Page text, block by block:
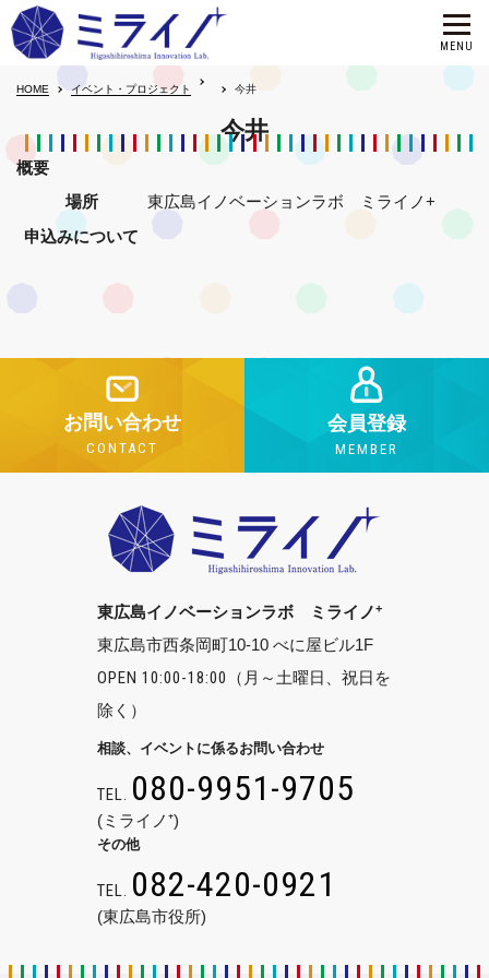
HOME イベント・プロジェクト 今井
今井
概要
場所
東広島イノベーションラボ ミライノ+
申込みについて
お問い合わせ
CONTACT
会員登録
MEMBER
東広島イノベーションラボ ミライノ+
東広島市西条岡町10-10 べに屋ビル1F
OPEN 10:00-18:00
（月～土曜日、祝日を
除く）
相談、イベントに係るお問い合わせ
TEL. 080-9951-9705
(ミライノ⁺)
その他
TEL. 082-420-0921
(東広島市役所)